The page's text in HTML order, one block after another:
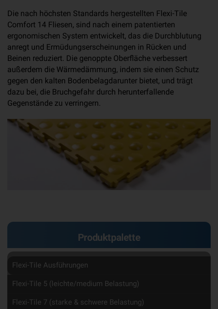
Die nach höchsten Standards hergestellten Flexi-Tile
Comfort 14 Fliesen, sind nach einem patentierten
ergonomischen System entwickelt, das die Durchblutung
anregt und Ermüdungserscheinungen in Rücken und
Beinen reduziert. Die genoppte Oberfläche verbessert
außerdem die Wärmedämmung, indem sie einen Schutz
gegen den kalten Bodenbelagdarunter bietet, und trägt
dazu bei, die Bruchgefahr durch herunterfallende
Gegenstände zu verringern.
Produktpalette
Flexi-Tile Ausführungen
Flexi-Tile 5 (leichte/medium Belastung)
Flexi-Tile 7 (starke & schwere Belastung)